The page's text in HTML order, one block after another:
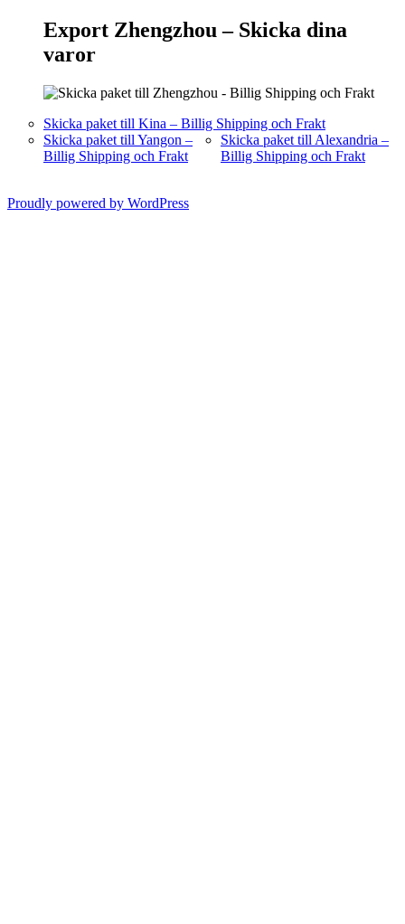
Export Zhengzhou – Skicka dina
varor
Skicka paket till Kina – Billig Shipping och Frakt
Skicka paket till Yangon –
Billig Shipping och Frakt
Skicka paket till Alexandria –
Billig Shipping och Frakt
Proudly powered by WordPress